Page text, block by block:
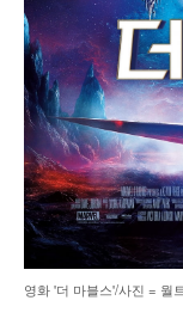
영화 '더 마블스'/사진 = 월